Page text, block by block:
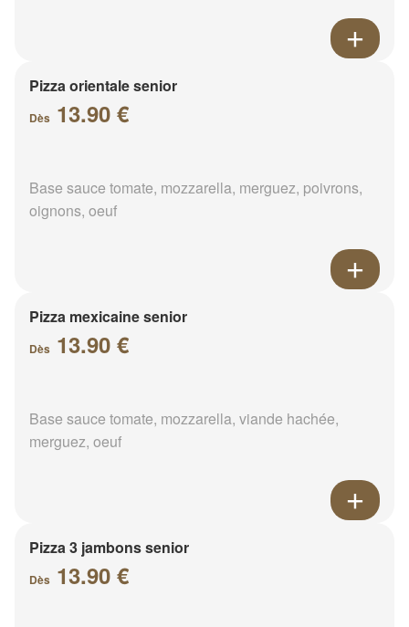
Pizza orientale senior
Dès 13.90 €
Base sauce tomate, mozzarella, merguez, poivrons,
oignons, oeuf
Pizza mexicaine senior
Dès 13.90 €
Base sauce tomate, mozzarella, viande hachée,
merguez, oeuf
Pizza 3 jambons senior
Dès 13.90 €